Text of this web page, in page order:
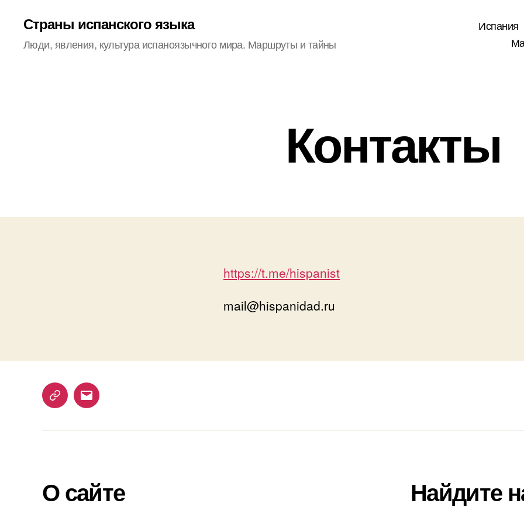
Страны испанского языка
Люди, явления, культура испаноязычного мира. Маршруты и тайны
Испания
Контакты
https://t.me/hispanist
mail@hispanidad.ru
Telegram
Email
О сайте Найдите